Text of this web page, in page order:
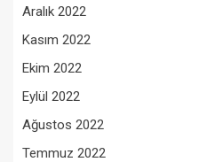
Aralık 2022
Kasım 2022
Ekim 2022
Eylül 2022
Ağustos 2022
Temmuz 2022